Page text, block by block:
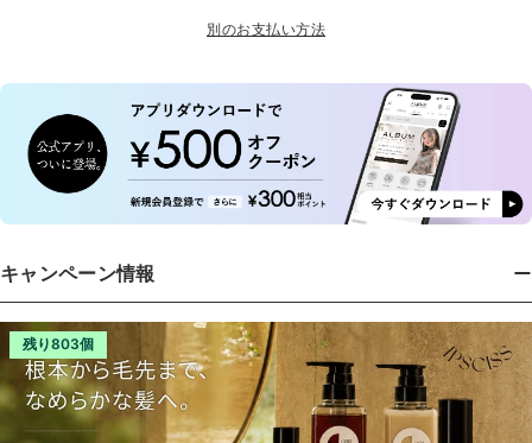
別のお支払い方法
キャンペーン情報
残り803個